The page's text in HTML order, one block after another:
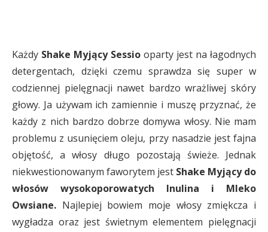
Każdy Shake Myjący Sessio oparty jest na łagodnych
detergentach, dzięki czemu sprawdza się super w
codziennej pielęgnacji nawet bardzo wrażliwej skóry
głowy. Ja używam ich zamiennie i muszę przyznać, że
każdy z nich bardzo dobrze domywa włosy. Nie mam
problemu z usunięciem oleju, przy nasadzie jest fajna
objętość, a włosy długo pozostają świeże. Jednak
niekwestionowanym faworytem jest Shake Myjący do
włosów wysokoporowatych Inulina i Mleko
Owsiane. Najlepiej bowiem moje włosy zmiękcza i
wygładza oraz jest świetnym elementem pielęgnacji